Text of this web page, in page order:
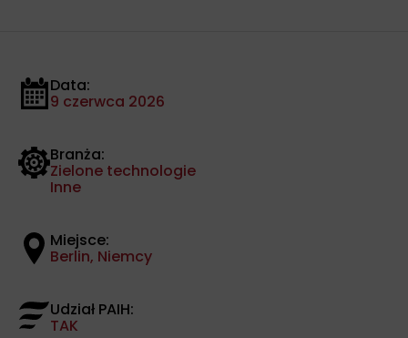
Data:
9 czerwca 2026
Branża:
Zielone technologie
Inne
Miejsce:
Berlin, Niemcy
Udział PAIH:
TAK